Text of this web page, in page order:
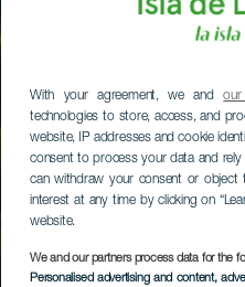
With your agreement, we and
technologies to store, access, and
website, IP addresses and cookie
consent to process your data and rely
can withdraw your consent or object
interest at any time by clicking on
website.
We and our partners process data for the
Personalised advertising and content,